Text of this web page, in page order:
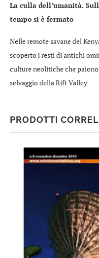
La culla dell’umanità.
tempo si è fermato
Nelle remote savane del
scoperto i resti di antichi
culture neolitiche che
selvaggio della Rift Valley
PRODOTTI